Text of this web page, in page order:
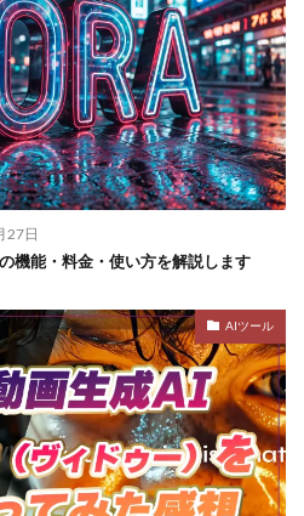
27日
機能・料金・使い方を解説します
AIツール